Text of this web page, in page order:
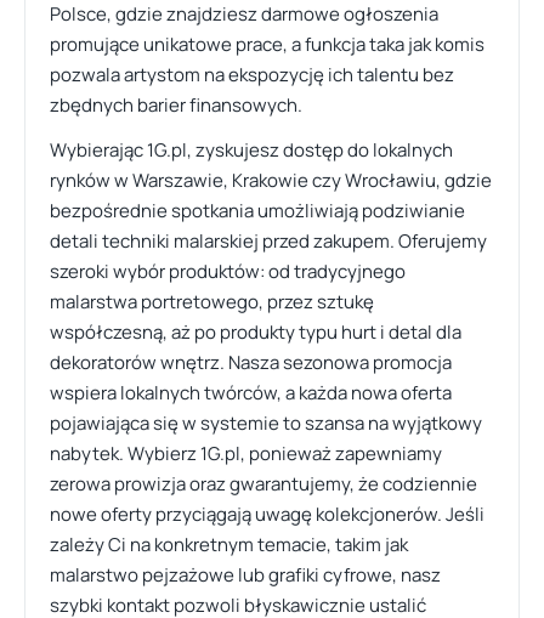
Polsce, gdzie znajdziesz darmowe ogłoszenia
promujące unikatowe prace, a funkcja taka jak komis
pozwala artystom na ekspozycję ich talentu bez
zbędnych barier finansowych.
Wybierając 1G.pl, zyskujesz dostęp do lokalnych
rynków w Warszawie, Krakowie czy Wrocławiu, gdzie
bezpośrednie spotkania umożliwiają podziwianie
detali techniki malarskiej przed zakupem. Oferujemy
szeroki wybór produktów: od tradycyjnego
malarstwa portretowego, przez sztukę
współczesną, aż po produkty typu hurt i detal dla
dekoratorów wnętrz. Nasza sezonowa promocja
wspiera lokalnych twórców, a każda nowa oferta
pojawiająca się w systemie to szansa na wyjątkowy
nabytek. Wybierz 1G.pl, ponieważ zapewniamy
zerowa prowizja oraz gwarantujemy, że codziennie
nowe oferty przyciągają uwagę kolekcjonerów. Jeśli
zależy Ci na konkretnym temacie, takim jak
malarstwo pejzażowe lub grafiki cyfrowe, nasz
szybki kontakt pozwoli błyskawicznie ustalić